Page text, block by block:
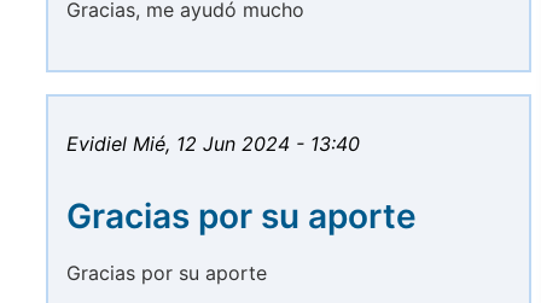
Gracias, me ayudó mucho
Evidiel Mié, 12 Jun 2024 - 13:40
Gracias por su aporte
Gracias por su aporte